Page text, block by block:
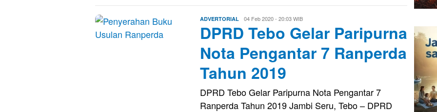
ADVERTORIAL Eri
Saputra
04 Feb 2020 - 20:03 WIB
DPRD Tebo Gelar Paripurna
Nota Pengantar 7 Ranperda
Tahun 2019
DPRD Tebo Gelar Paripurna Nota Pengantar 7
Ranperda Tahun 2019 Jambi Seru, Tebo – DPRD